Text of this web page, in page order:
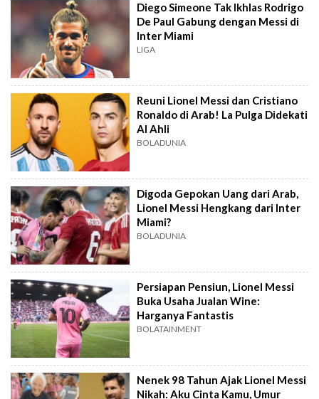
Diego Simeone Tak Ikhlas Rodrigo
De Paul Gabung dengan Messi di
Inter Miami
LIGA
Reuni Lionel Messi dan Cristiano
Ronaldo di Arab! La Pulga Didekati
Al Ahli
BOLADUNIA
Digoda Gepokan Uang dari Arab,
Lionel Messi Hengkang dari Inter
Miami?
BOLADUNIA
Persiapan Pensiun, Lionel Messi
Buka Usaha Jualan Wine:
Harganya Fantastis
BOLATAINMENT
Nenek 98 Tahun Ajak Lionel Messi
Nikah: Aku Cinta Kamu, Umur